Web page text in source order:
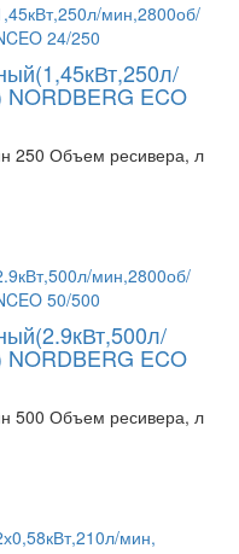
ECO
250 Объем ресивера, л
ECO
500 Объем ресивера, л